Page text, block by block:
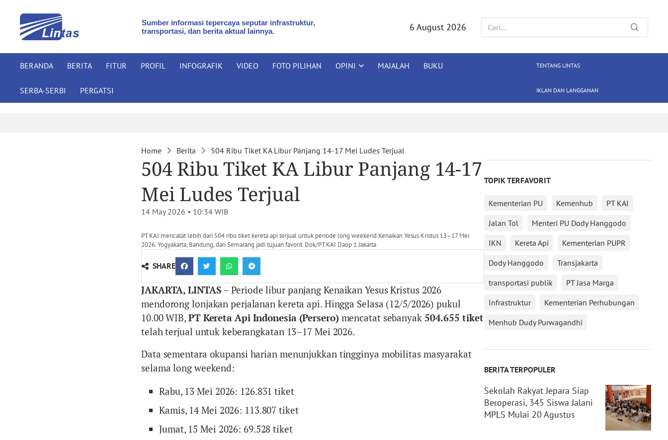
Sumber informasi tepercaya seputar infrastruktur,
transportasi, dan berita aktual lainnya.
6 August 2026
BERANDA BERITA FITUR PROFIL INFOGRAFIK VIDEO FOTO PILIHAN OPINI MAJALAH BUKU
SERBA-SERBI PERGATSI
TENTANG LINTAS
IKLAN DAN LANGGANAN
Home Berita 504 Ribu Tiket KA Libur Panjang 14-17 Mei Ludes Terjual
504 Ribu Tiket KA Libur Panjang 14-17
Mei Ludes Terjual
14 May 2026 • 10:34 WIB
PT KAI mencatat lebih dari 504 ribu tiket kereta api terjual untuk periode long weekend Kenaikan Yesus Kristus 13–17 Mei
2026. Yogyakarta, Bandung, dan Semarang jadi tujuan favorit. Dok/PT KAI Daop 1 Jakarta
SHARE
JAKARTA, LINTAS – Periode libur panjang Kenaikan Yesus Kristus 2026
mendorong lonjakan perjalanan kereta api. Hingga Selasa (12/5/2026) pukul
10.00 WIB, PT Kereta Api Indonesia (Persero)mencatat sebanyak 504.655 tiket
telah terjual untuk keberangkatan 13–17 Mei 2026.
Data sementara okupansi harian menunjukkan tingginya mobilitas masyarakat
selama long weekend:
Rabu, 13 Mei 2026: 126.831 tiket
Kamis, 14 Mei 2026: 113.807 tiket
Jumat, 15 Mei 2026: 69.528 tiket
TOPIK TERFAVORIT
Kementerian PU Kemenhub
PT KAI
Jalan Tol
Menteri PU Dody Hanggodo
IKN
Kereta Api
Kementerian PUPR
Dody Hanggodo
Transjakarta
transportasi publik
PT Jasa Marga
Infrastruktur
Kementerian Perhubungan
Menhub Dudy Purwagandhi
BERITA TERPOPULER
Sekolah Rakyat Jepara Siap
Beroperasi, 345 Siswa Jalani
MPLS Mulai 20 Agustus